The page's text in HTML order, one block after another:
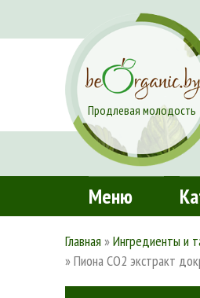
Продлевая молодость
Меню
Главная »Ингредиенты и
»Пиона СО2 экстракт